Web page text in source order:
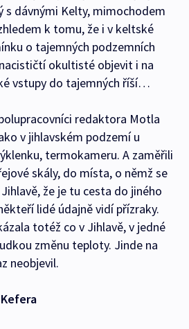
s dávnými Kelty, mimochodem
k tomu, že i v keltské
o tajemných podzemních
okultisté objevit i na
vstupy do tajemných říší…
redaktora Motla
v jihlavském podzemí u
termokameru. A zaměřili
skály, do místa, o němž se
že je tu cesta do jiného
lidé údajně vidí přízraky.
totéž co v Jihlavě, v jedné
změnu teploty. Jinde na
neobjevil.